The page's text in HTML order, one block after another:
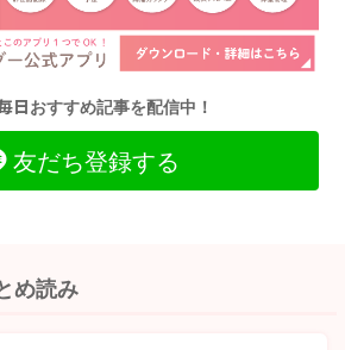
日おすすめ記事を配信中！
友だち登録する
め読み